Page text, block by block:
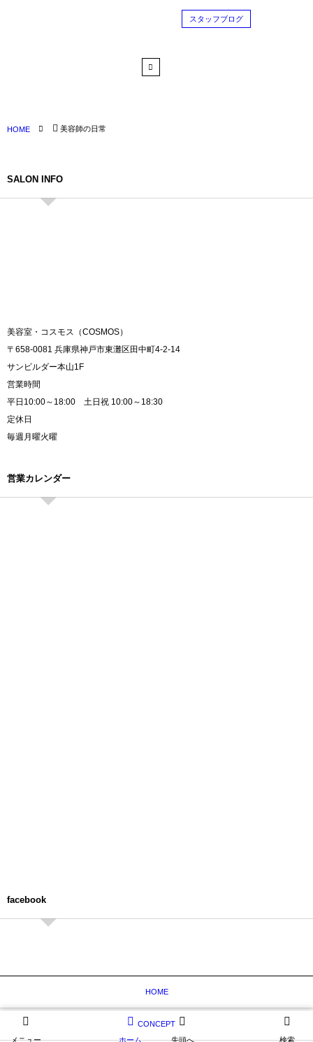
スタッフブログ
HOME 美容師の日常
SALON INFO
美容室・コスモス（COSMOS）
〒658-0081 兵庫県神戸市東灘区田中町4-2-14
サンビルダー本山1F
営業時間
平日10:00～18:00 土日祝 10:00～18:30
定休日
毎週月曜火曜
営業カレンダー
facebook
HOME
CONCEPT
メニュー
検索
ホーム 先頭へ